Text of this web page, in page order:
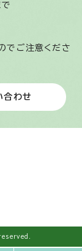
でご注意くださ
合わせ